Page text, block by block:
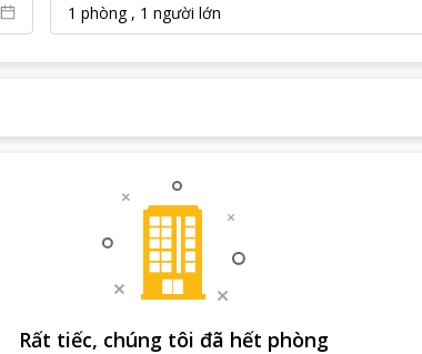
1 phòng, 1 người lớn
Rất tiếc, chúng tôi đã hết phòng